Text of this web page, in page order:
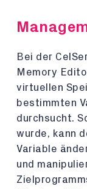
Bei der
Memory
virtuellen
bestimmten
durchsucht.
wurde, kann
Variable
und